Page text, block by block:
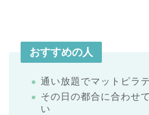
おすすめの人
通い放題でマットピラ
その日の都合に合わせ
い